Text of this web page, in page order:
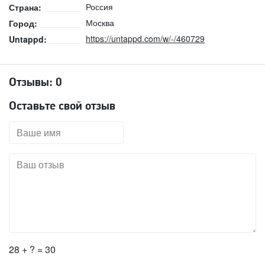
Страна:
Россия
Город:
Москва
Untappd:
https://untappd.com/w/-/460729
Отзывы: 0
Оставьте свой отзыв
28 + ? = 30